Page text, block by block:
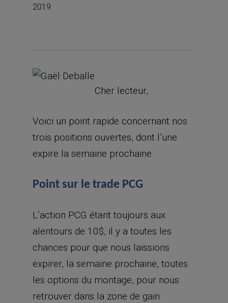
2019
Cher lecteur,
Voici un point rapide concernant nos
trois positions ouvertes, dont l’une
expire la semaine prochaine.
Point sur le trade PCG
L’action PCG étant toujours aux
alentours de 10$, il y a toutes les
chances pour que nous laissions
expirer, la semaine prochaine, toutes
les options du montage, pour nous
retrouver dans la zone de gain